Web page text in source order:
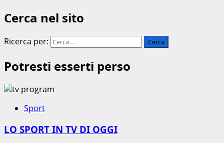
Cerca nel sito
Ricerca per:
Potresti esserti perso
Sport
LO SPORT IN TV DI OGGI